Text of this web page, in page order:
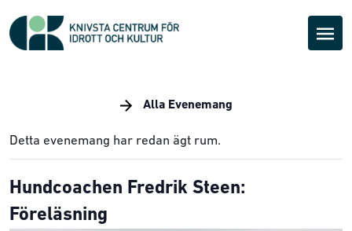
Alla Evenemang
Detta evenemang har redan ägt rum.
Hundcoachen Fredrik Steen:
Föreläsning